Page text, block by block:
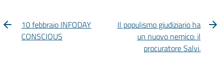
10 febbraio INFODAY
CONSCIOUS
Il populismo giudiziario ha
un nuovo nemico: il
procuratore Salvi.